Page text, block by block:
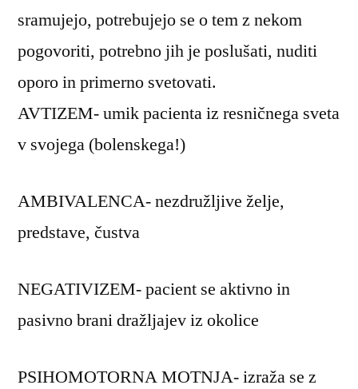
sramujejo, potrebujejo se o tem z nekom
pogovoriti, potrebno jih je poslušati, nuditi
oporo in primerno svetovati.
AVTIZEM- umik pacienta iz resničnega sveta
v svojega (bolenskega!)
AMBIVALENCA- nezdružljive želje,
predstave, čustva
NEGATIVIZEM- pacient se aktivno in
pasivno brani dražljajev iz okolice
PSIHOMOTORNA MOTNJA- izraža se z